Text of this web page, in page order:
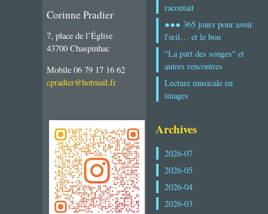
Corinne Pradier
7, place de l’Église
43700 Chaspinhac
Mobile 06 79 17 16 62
cpradier@hotmail.fr
racontait
●●● 365 jours pour avoir
l'œil… et le bon
"La part des songes" et
autres rencontres
Lecture musicale en
images
Archives
2026-07
2026-05
2026-04
2026-03